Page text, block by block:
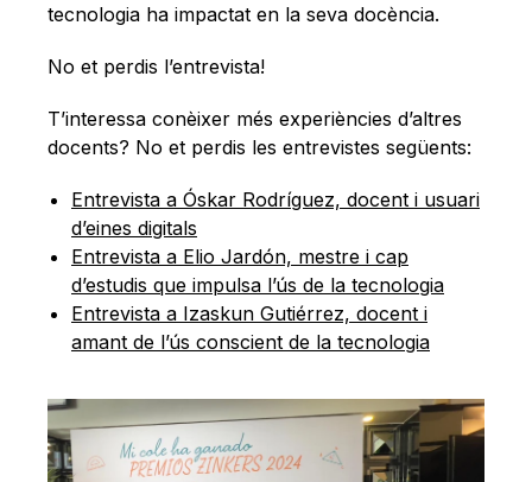
tecnologia ha impactat en la seva docència.
No et perdis l’entrevista!
T’interessa conèixer més experiències d’altres
docents? No et perdis les entrevistes següents:
Entrevista a Óskar Rodríguez, docent i usuari
d’eines digitals
Entrevista a Elio Jardón, mestre i cap
d’estudis que impulsa l’ús de la tecnologia
Entrevista a Izaskun Gutiérrez, docent i
amant de l’ús conscient de la tecnologia